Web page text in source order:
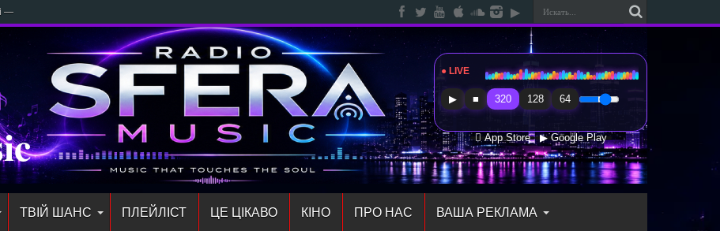
— Direct: новий т
● LIVE Radio Sfera Music
▶ ■ 320 128 64
 App Store ▶ Google Play
ТВІЙ ШАНС ПЛЕЙЛIСТ ЦЕ ЦІКАВО КІНО ПРО НАС ВАША РЕКЛАМА